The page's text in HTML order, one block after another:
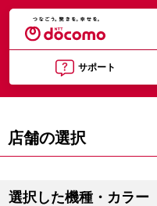
サポート
店舗の選択
選択した機種・カラー